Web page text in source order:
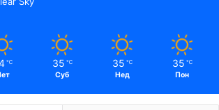
℃ 35 ℃
Суб
35 ℃
Нед
35 ℃
Пон